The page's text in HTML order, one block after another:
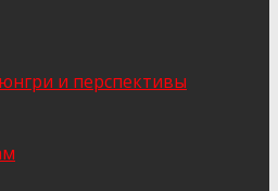
и перспективы